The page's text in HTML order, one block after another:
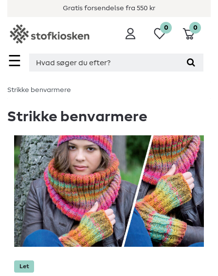
Gratis forsendelse fra 550 kr
☰
0 0
Strikke benvarmere
Strikke benvarmere
Let